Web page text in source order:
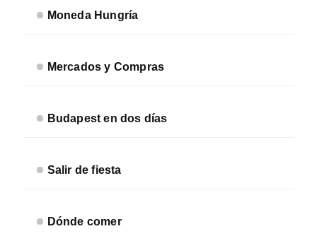
Moneda Hungría
Mercados y Compras
Budapest en dos días
Salir de fiesta
Dónde comer